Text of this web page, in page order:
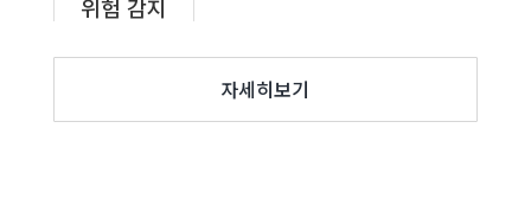
위험 감지
자세히보기